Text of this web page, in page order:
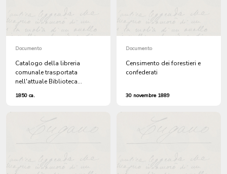
Documento
Catalogo della libreria
comunale trasportata
nell'attuale Biblioteca
Antonio in Lugano
1850 ca.
Documento
Censimento dei forestieri e
confederati
30 novembre 1889